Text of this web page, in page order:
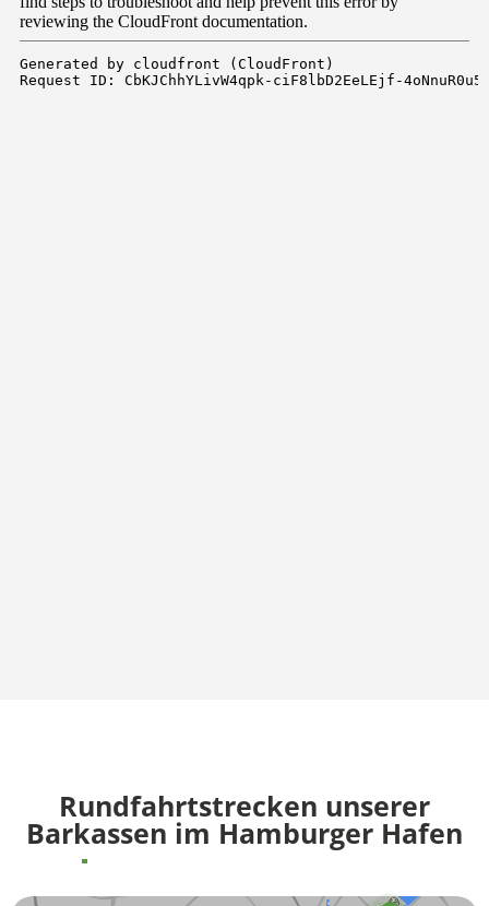
Rundfahrtstrecken unserer
Barkassen im Hamburger Hafen